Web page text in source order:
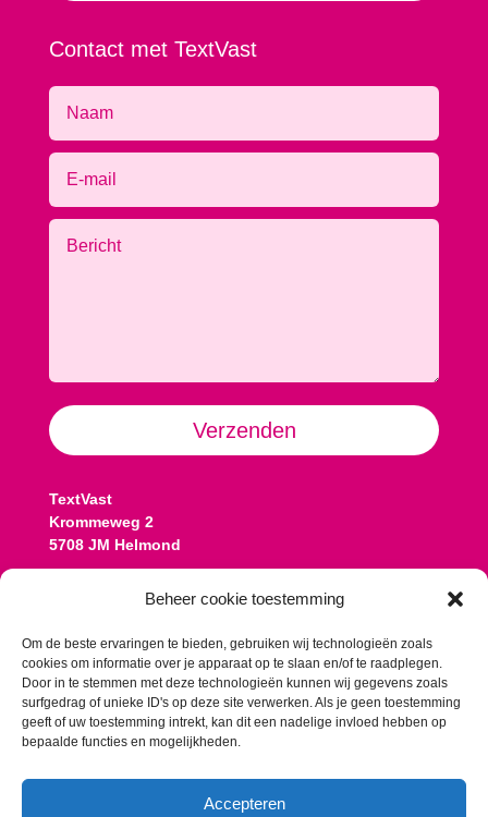
Beheer cookie toestemming
Om de beste ervaringen te bieden, gebruiken wij technologieën zoals
cookies om informatie over je apparaat op te slaan en/of te raadplegen.
Door in te stemmen met deze technologieën kunnen wij gegevens zoals
surfgedrag of unieke ID's op deze site verwerken. Als je geen toestemming
geeft of uw toestemming intrekt, kan dit een nadelige invloed hebben op
bepaalde functies en mogelijkheden.
Accepteren
Contact met TextVast
Verzenden
Alternative:
TextVast
Krommeweg 2
5708 JM Helmond
Koen: 06 13 77 08 25
Romy: 06 10 57 13 58
romy@textvast.nl
Onze algemene voorwaarden